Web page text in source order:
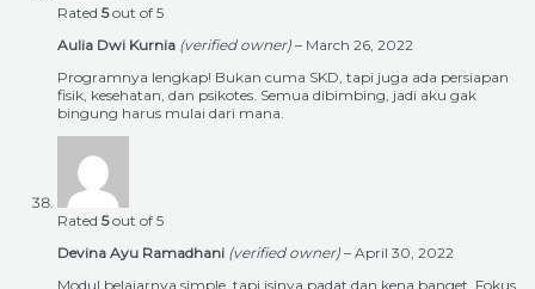
Rated 5out of 5
Aulia Dwi Kurnia (verified owner) – March 26, 2022
Programnya lengkap! Bukan cuma SKD, tapi juga ada persiapan
fisik, kesehatan, dan psikotes. Semua dibimbing, jadi aku gak
bingung harus mulai dari mana.
Rated 5out of 5
Devina Ayu Ramadhani (verified owner) – April 30, 2022
Modul belajarnya simple, tapi isinya padat dan kena banget. Fokus